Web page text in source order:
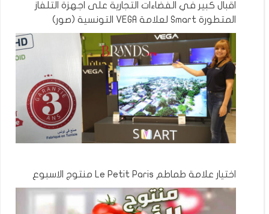
اقبال كبير في الفضاءات التجارية على اجهزة التلفاز
المتطورة Smart لعلامة VEGA التونسية (صور)
اختيار علامة طماطم Le Petit Paris منتوج الاسبوع